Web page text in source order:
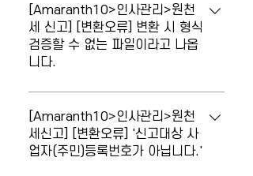
일이 토요일 또는 공휴일인 경우 다음 영업
일로 입력) 또한, 월별 신고의 경우 매월
16일부터 다음달 10일까지 전산매체 제출
바랍니다.
신고의 제출연월은 현재연월과 같아야 합
니다.' 원천세 수정신고서 제출일자는 전자
신고를 하는 현재일자로 입력해야 합니다.
제출 일자 확인하여 현재일과 다른 경우 해
시기 바랍니다.
[Amaranth10>인사관리>원천
세 신고] [변환오류] 변환 시 형식
검증할 수 없는 파일이라고 나옵
니다.
변환 시 오류가 발생합니다. '서식없음 - 라
인(1) - 형식검증할 수 없는 파일입니다.
해당 파일이 현재 화면의 신청 / 신고 관련
파일인지 확인해주세요.' 비암호화 파일 또
[Amaranth10>인사관리>원천
세신고] [변환오류] '신고대상 사
업자(주민)등록번호가 아닙니다.'